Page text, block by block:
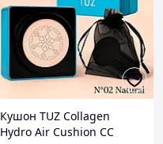
Кушон TUZ Collagen
Hydro Air Cushion CC